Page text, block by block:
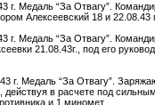
г. Медаль “За Отвагу”.
Алексеевский 18 и
г. Медаль “За Отвагу”.
21.08.43г., под его
г. Медаль “За Отвагу”.
действуя в расчете под
и 1 миномет.